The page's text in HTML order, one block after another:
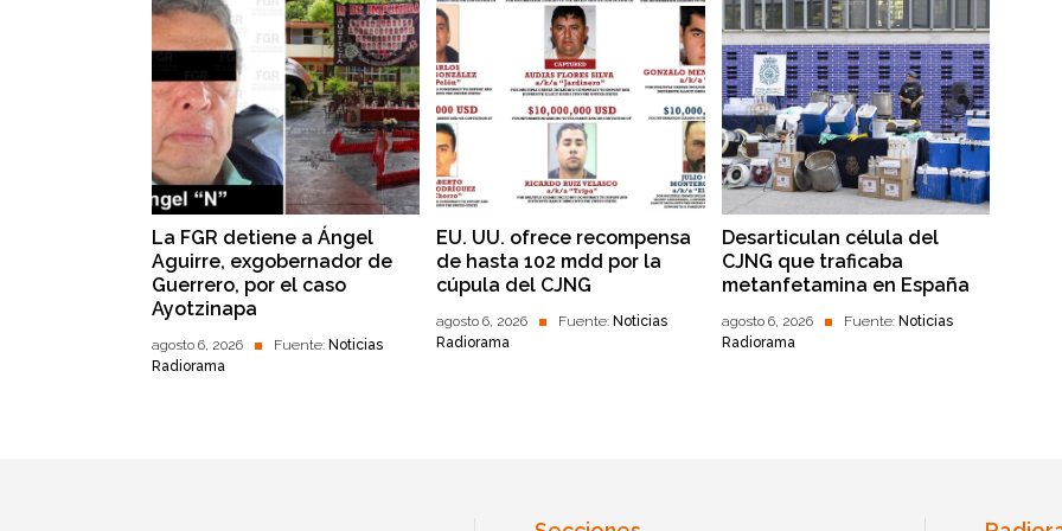
La FGR detiene a Ángel
Aguirre, exgobernador de
Guerrero, por el caso
Ayotzinapa
agosto 6, 2026 Fuente: Noticias
Radiorama
EU. UU. ofrece recompensa
de hasta 102 mdd por la
cúpula del CJNG
agosto 6, 2026 Fuente: Noticias
Radiorama
Desarticulan célula del
CJNG que traficaba
metanfetamina en España
agosto 6, 2026 Fuente: Noticias
Radiorama